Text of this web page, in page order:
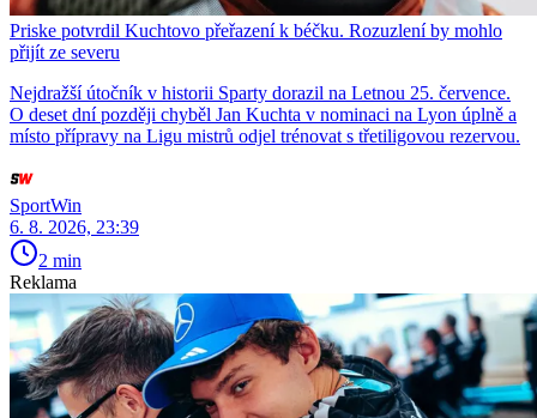
Priske potvrdil Kuchtovo přeřazení k béčku. Rozuzlení by mohlo
přijít ze severu
Nejdražší útočník v historii Sparty dorazil na Letnou 25. července.
O deset dní později chyběl Jan Kuchta v nominaci na Lyon úplně a
místo přípravy na Ligu mistrů odjel trénovat s třetiligovou rezervou.
SportWin
6. 8. 2026, 23:39
2 min
Reklama